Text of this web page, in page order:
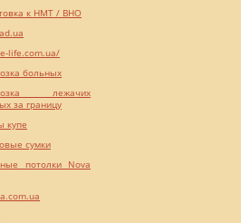
к НМТ / ВНО
life.com.ua/
больных
лежачих
за границу
купе
сумки
потолки Nova